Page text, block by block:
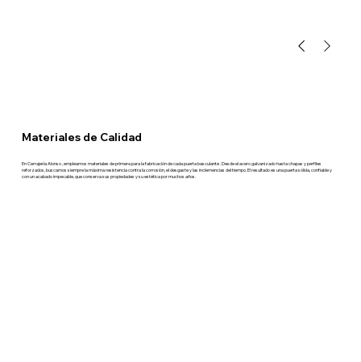
Materiales de Calidad
En Cerrajería Alonso , empleamos materiales de primera para la fabricación de cada puerta basculante . Desde el acero galvanizado hasta chapas y perfiles
reforzados, buscamos siempre la máxima resistencia contra la corrosión, el desgaste y las inclemencias del tiempo. El resultado es una puerta sólida, confiable y
con un acabado impecable, que conserva sus propiedades y su estética por muchos años.